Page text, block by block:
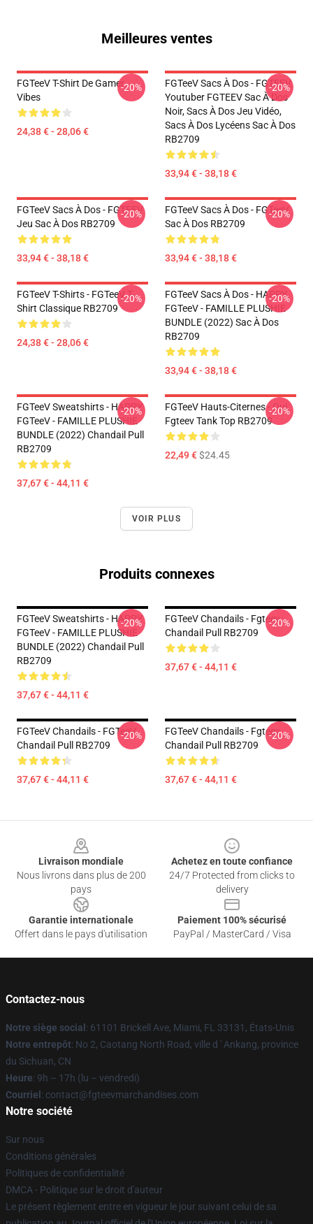
Meilleures ventes
FGTeeV T-Shirt De Gamer
Vibes
24,38 € - 28,06 €
-20%
FGTeeV Sacs À Dos - FGTEEV.
Youtuber FGTEEV Sac À Dos
Noir, Sacs À Dos Jeu Vidéo,
Sacs À Dos Lycéens Sac À Dos
RB2709
33,94 € - 38,18 €
-20%
FGTeeV Sacs À Dos - FGTEEV
Jeu Sac À Dos RB2709
33,94 € - 38,18 €
-20%
FGTeeV Sacs À Dos - FGTeeV
Sac À Dos RB2709
33,94 € - 38,18 €
-20%
FGTeeV T-Shirts - FGTeeV T-
Shirt Classique RB2709
24,38 € - 28,06 €
-20%
FGTeeV Sacs À Dos - HAPPY
FGTeeV - FAMILLE PLUSHIE
BUNDLE (2022) Sac À Dos
RB2709
33,94 € - 38,18 €
-20%
FGTeeV Sweatshirts - HAPPY
FGTeeV - FAMILLE PLUSHIE
BUNDLE (2022) Chandail Pull
RB2709
37,67 € - 44,11 €
-20%
FGTeeV Hauts-Citernes - Oui.
Fgteev Tank Top RB2709
22,49 €$24.45
-20%
VOIR PLUS
Produits connexes
FGTeeV Sweatshirts - HAPPY
FGTeeV - FAMILLE PLUSHIE
BUNDLE (2022) Chandail Pull
RB2709
37,67 € - 44,11 €
-20%
FGTeeV Chandails - Fgteev
Chandail Pull RB2709
37,67 € - 44,11 €
-20%
FGTeeV Chandails - FGTeeV
Chandail Pull RB2709
37,67 € - 44,11 €
-20%
FGTeeV Chandails - Fgteev
Chandail Pull RB2709
37,67 € - 44,11 €
-20%
Livraison mondiale
Nous livrons dans plus de 200
pays
Achetez en toute confiance
24/7 Protected from clicks to
delivery
Garantie internationale
Offert dans le pays d'utilisation
Paiement 100% sécurisé
PayPal / MasterCard / Visa
Contactez-nous
Notre siège social : 61101 Brickell Ave, Miami, FL 33131, États-Unis
Notre entrepôt: No 2, Caotang North Road, ville d ' Ankang, province
du Sichuan, CN
Heure: 9h – 17h (lu – vendredi)
Courriel : contact@fgteevmarchandises.com
Notre société
Sur nous
Conditions générales
Politiques de confidentialité
DMCA - Politique sur le droit d'auteur
Le présent règlement entre en vigueur le jour suivant celui de sa